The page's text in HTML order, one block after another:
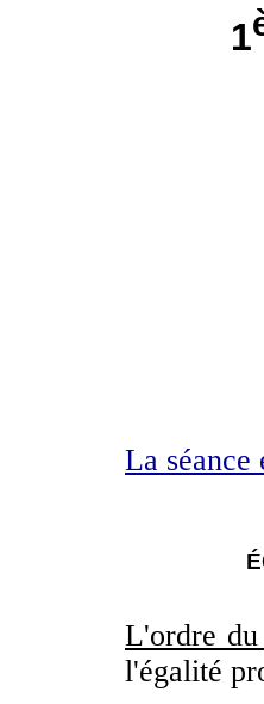
1
La séance
L'ordre
l'égalité